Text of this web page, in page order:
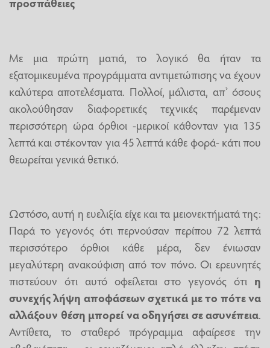
Με μια πρώτη ματιά, το λογικό θα ήταν τα
εξατομικευμένα προγράμματα αντιμετώπισης να έχουν
καλύτερα αποτελέσματα. Πολλοί, μάλιστα, απ’ όσους
ακολούθησαν διαφορετικές τεχνικές παρέμεναν
περισσότερη ώρα όρθιοι -μερικοί κάθονταν για 135
λεπτά και στέκονταν για 45 λεπτά κάθε φορά- κάτι που
θεωρείται γενικά θετικό.
Ωστόσο, αυτή η ευελιξία είχε και τα μειονεκτήματά της:
Παρά το γεγονός ότι περνούσαν περίπου 72 λεπτά
περισσότερο όρθιοι κάθε μέρα, δεν ένιωσαν
μεγαλύτερη ανακούφιση από τον πόνο. Οι ερευνητές
πιστεύουν ότι αυτό οφείλεται στο γεγονός ότι η
συνεχής λήψη αποφάσεωνσχετικά με το πότε να
αλλάξουν θέση μπορεί να οδηγήσει σε ασυνέπεια.
Αντίθετα, το σταθερό πρόγραμμα αφαίρεσε την